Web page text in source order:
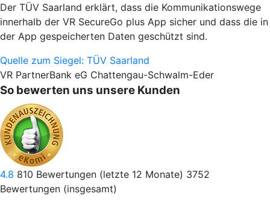
Der TÜV Saarland erklärt, dass die Kommunikationswege
innerhalb der VR SecureGo plus App sicher und dass die in
der App gespeicherten Daten geschützt sind.
Quelle zum Siegel: TÜV Saarland
VR PartnerBank eG Chattengau-Schwalm-Eder
So bewerten uns unsere Kunden
4.8 810 Bewertungen (letzte 12 Monate) 3752
Bewertungen (insgesamt)